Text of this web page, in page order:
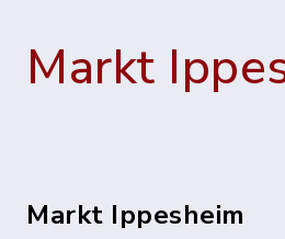
Markt
Markt Ippesheim